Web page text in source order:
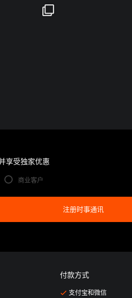
享受独家优惠
商业客户
付款方式
支付宝和微信